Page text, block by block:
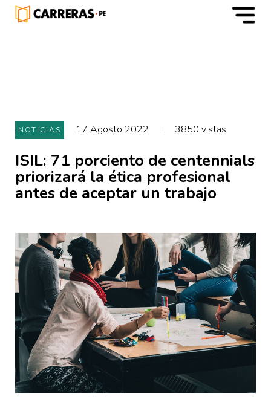
m
NOTICIAS 17 Agosto 2022 | 3850 vistas
ISIL: 71 porciento de centennials
priorizará la ética profesional
antes de aceptar un trabajo